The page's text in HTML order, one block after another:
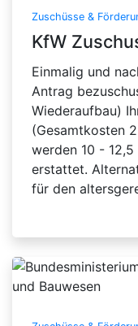
Zuschüsse &
KfW
Einmalig und
Antrag
Wiederaufbau)
(Gesamtkosten
werden 10 -
erstattet.
für den